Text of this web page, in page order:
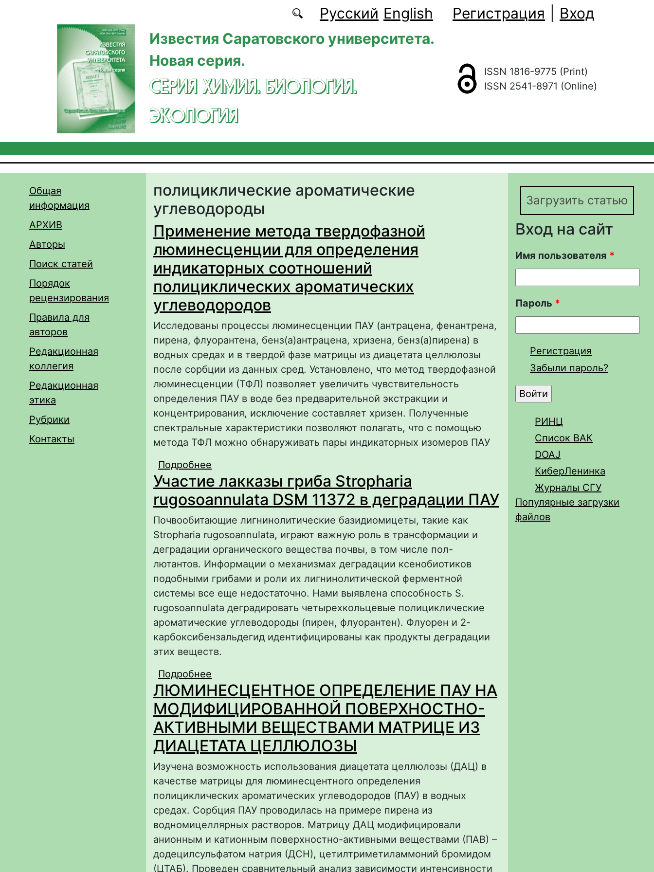
Русский English Регистрация
Вход
Известия Саратовского университета.
Новая серия.
СЕРИЯ ХИМИЯ. БИОЛОГИЯ.
ЭКОЛОГИЯ
ISSN 1816-9775 (Print)
ISSN 2541-8971 (Online)
Общая
информация
АРХИВ
Авторы
Поиск статей
Порядок
рецензирования
Правила для
авторов
Редакционная
коллегия
Редакционная
этика
Рубрики
Контакты
полициклические ароматические
углеводороды
Применение метода твердофазной
люминесценции для определения
индикаторных соотношений
полициклических ароматических
углеводородов
Исследованы процессы люминесценции ПАУ (антрацена, фенантрена,
пирена, флуорантена, бенз(а)антрацена, хризена, бенз(а)пирена) в
водных средах и в твердой фазе матрицы из диацетата целлюлозы
после сорбции из данных сред. Установлено, что метод твердофазной
люминесценции (ТФЛ) позволяет увеличить чувствительность
определения ПАУ в воде без предварительной экстракции и
концентрирования, исключение составляет хризен. Полученные
спектральные характеристики позволяют полагать, что с помощью
метода ТФЛ можно обнаруживать пары индикаторных изомеров ПАУ
Подробнее
определения индикаторных соотношений полициклических
ароматических углеводородов
Участие лакказы гриба Stropharia
rugosoannulata DSM 11372 в деградации ПАУ
Почвообитающие лигнинолитические базидиомицеты, такие как
Stropharia rugosoannulata, играют важную роль в трансформации и
деградации органического вещества почвы, в том числе пол-
лютантов. Информации о механизмах деградации ксенобиотиков
подобными грибами и роли их лигнинолитической ферментной
системы все еще недостаточно. Нами выявлена способность S.
rugosoannulata деградировать четырехкольцевые полициклические
ароматические углеводороды (пирен, флуорантен). Флуорен и 2-
карбоксибензальдегид идентифицированы как продукты деградации
этих веществ.
Подробнее
11372 в деградации ПАУ
ЛЮМИНЕСЦЕНТНОЕ ОПРЕДЕЛЕНИЕ ПАУ НА
МОДИФИЦИРОВАННОЙ ПОВЕРХНОСТНО-
АКТИВНЫМИ ВЕЩЕСТВАМИ МАТРИЦЕ ИЗ
ДИАЦЕТАТА ЦЕЛЛЮЛОЗЫ
Изучена возможность использования диацетата целлюлозы (ДАЦ) в
качестве матрицы для люминесцентного определения
полициклических ароматических углеводородов (ПАУ) в водных
средах. Сорбция ПАУ проводилась на примере пирена из
водномицеллярных растворов. Матрицу ДАЦ модифицировали
анионным и катионным поверхностно-активными веществами (ПАВ) –
додецилсульфатом натрия (ДСН), цетилтриметиламмоний бромидом
(ЦТАБ). Проведен сравнительный анализ зависимости интенсивности
Загрузить статью
Вход на сайт
Имя пользователя *
Пароль *
Регистрация
Забыли пароль?
РИНЦ
Список ВАК
DOAJ
КиберЛенинка
Журналы СГУ
Популярные загрузки
файлов